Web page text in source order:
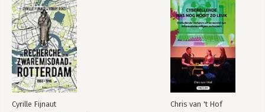
Cyrille Fijnaut Chris van 't Hof